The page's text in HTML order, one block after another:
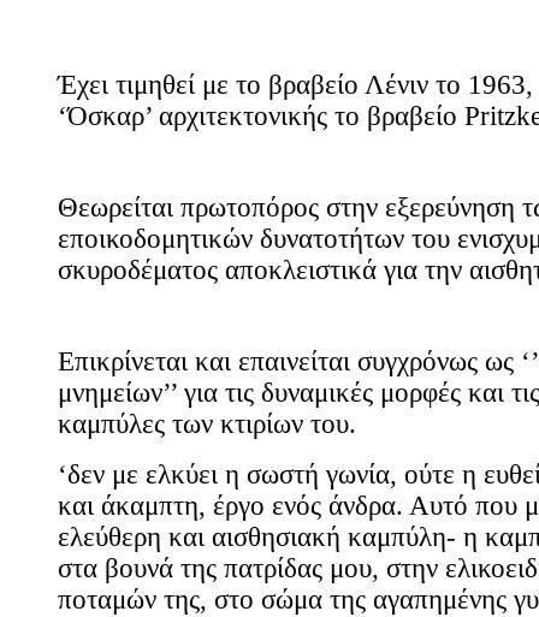
Έχει τιμηθεί με το βραβείο Λένιν το
‘Όσκαρ’ αρχιτεκτονικής το βραβείο
Θεωρείται πρωτοπόρος στην εξερεύνηση
εποικοδομητικών δυνατοτήτων του
σκυροδέματος αποκλειστικά για την
Επικρίνεται και επαινείται συγχρόνως ως
μνημείων’’ για τις δυναμικές μορφές και
καμπύλες των κτιρίων του.
‘δεν με ελκύει η σωστή γωνία, ούτε η
και άκαμπτη, έργο ενός άνδρα. Αυτό που
ελεύθερη και αισθησιακή καμπύλη- η
στα βουνά της πατρίδας μου, στην
ποταμών της, στο σώμα της αγαπημένης